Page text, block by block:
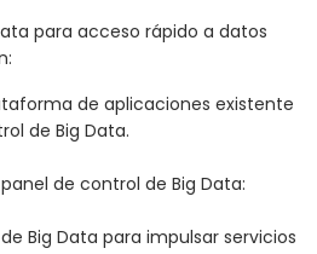
para acceso rápido a datos
de aplicaciones existente
de Big Data.
de control de Big Data:
Big Data para impulsar servicios